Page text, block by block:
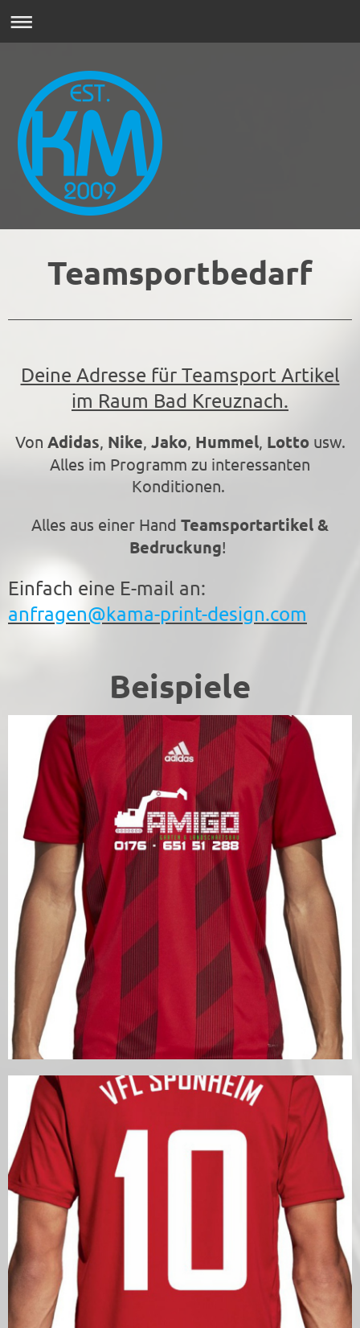
Teamsportbedarf
Deine Adresse für Teamsport Artikel
im Raum Bad Kreuznach.
Von Adidas, Nike, Jako, Hummel, Lottousw.
Alles im Programm zu interessanten
Konditionen.
Alles aus einer Hand Teamsportartikel &
Bedruckung!
Einfach eine E-mail an:
anfragen@kama-print-design.com
Beispiele